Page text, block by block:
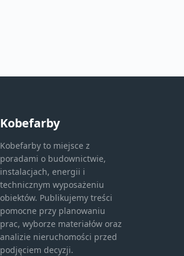
Kobefarby
Kobefarby to miejsce z
poradami o budownictwie,
instalacjach, energii i
technicznym wyposażeniu
obiektów. Publikujemy treści
pomocne przy planowaniu
prac, wyborze materiałów oraz
analizie nieruchomości przed
podjęciem decyzji.